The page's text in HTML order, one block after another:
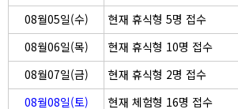
08월05일(수)
현재 휴식형 5명 접수
08월06일(목)
현재 휴식형 10명 접수
08월07일(금)
현재 휴식형 2명 접수
08월08일(토)
현재 체험형 16명 접수